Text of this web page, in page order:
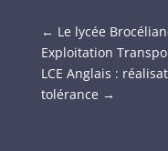
← Le lycée
Exploitation
LCE Anglais :
tolérance →